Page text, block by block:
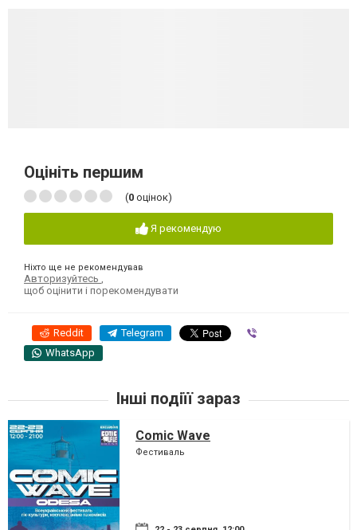
Оцініть першим
(0 оцінок)
Я рекомендую
Ніхто ще не рекомендував
Авторизуйтесь ,
щоб оцінити і порекомендувати
Reddit Telegram
WhatsApp
Інші подіїї зараз
Comic Wave
Фестиваль